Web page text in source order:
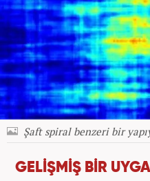
Şaft spiral benzeri bir
GELİŞMİŞ BİR